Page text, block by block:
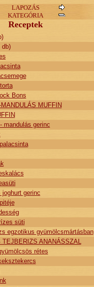
LAPOZÁS
KATEGÓRIA
Receptek
db)
Bons
MUFFIN
mandulás gerinc
gerinc
süti
egzotikus gyümölcsmártásban
TEJBERIZS ANANÁSSZAL
rétes